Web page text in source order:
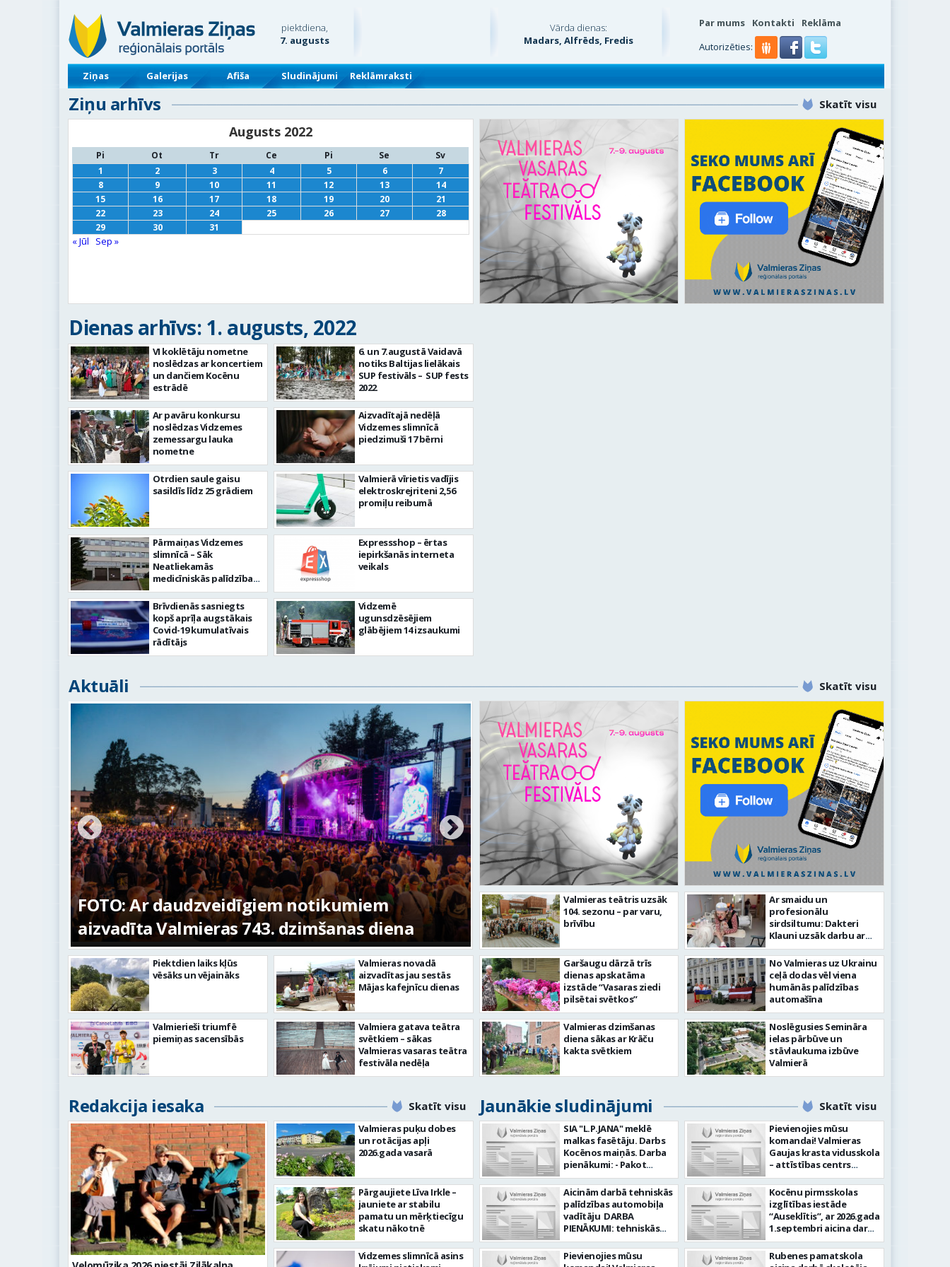
piektdiena,
7. augusts
Vārda dienas:
Madars, Alfrēds, Fredis
Par mums Kontakti
Reklāma
Autorizēties:
Ziņas Galerijas Afiša Sludinājumi Reklāmraksti
Ziņu arhīvs Skatīt visu
Augusts 2022
Pi Ot Tr Ce Pi Se
Sv
1
2 3 4 5 6
7
8
9 10 11 12 13
14
15
16 17 18 19 20
21
22
23 24 25 26 27
28
29
30 31
« Jūl Sep »
Dienas arhīvs: 1. augusts, 2022
VI koklētāju nometne
noslēdzas ar koncertiem
un dančiem Kocēnu
estrādē
Ar pavāru konkursu
noslēdzas Vidzemes
zemessargu lauka
nometne
Otrdien saule gaisu
sasildīs līdz 25 grādiem
Pārmaiņas Vidzemes
slimnīcā – Sāk
Neatliekamās
medicīniskās palīdzības
un pacientu
uzņemšanas nodaļas
pārbūvi
Brīvdienās sasniegts
kopš aprīļa augstākais
Covid-19 kumulatīvais
rādītājs
6. un 7.augustā Vaidavā
notiks Baltijas lielākais
SUP festivāls – SUP fests
2022
Aizvadītajā nedēļā
Vidzemes slimnīcā
piedzimuši 17 bērni
Valmierā vīrietis vadījis
elektroskrejriteni 2,56
promiļu reibumā
Еxpressshop – ērtas
iepirkšanās interneta
veikals
Vidzemē
ugunsdzēsējiem
glābējiem 14 izsaukumi
Aktuāli Skatīt visu
FOTO: Ar daudzveidīgiem notikumiem
aizvadīta Valmieras 743. dzimšanas diena
FOTO: Valmieras pilsētas svētku gājiens 2026
Valmierā
Piektdien laiks kļūs
vēsāks un vējaināks
Valmierieši triumfē
piemiņas sacensībās
Valmieras novadā
aizvadītas jau sestās
Mājas kafejnīcu dienas
Valmiera gatava teātra
svētkiem – sākas
Valmieras vasaras teātra
festivāla nedēļa
Valmieras teātris uzsāk
104. sezonu – par varu,
brīvību
Garšaugu dārzā trīs
dienas apskatāma
izstāde “Vasaras ziedi
pilsētai svētkos”
Valmieras dzimšanas
diena sākas ar Krāču
kakta svētkiem
Ar smaidu un
profesionālu
sirdsiltumu: Dakteri
Klauni uzsāk darbu ar
senioriem Vidzemes
slimnīcā
No Valmieras uz Ukrainu
ceļā dodas vēl viena
humānās palīdzības
automašīna
Noslēgusies Semināra
ielas pārbūve un
stāvlaukuma izbūve
Valmierā
Redakcija iesaka Skatīt visu Jaunākie sludinājumi Skatīt visu
Valmieras puķu dobes
un rotācijas apļi
2026.gada vasarā
Pārgaujiete Līva Irkle –
jauniete ar stabilu
pamatu un mērķtiecīgu
skatu nākotnē
Vidzemes slimnīcā asins
SIA "L.P.JANA" meklē
malkas fasētāju. Darbs
Kocēnos maiņās. Darba
pienākumi: - Pakot
kamīnmalku, atbilstoši
darba uzdevumam -
Marķēt un pārbaudīt
gatavo produkciju -
Rūpēties par darba
darba vietā Prasības
kandidātiem: - Laba
Aicinām darbā tehniskās
palīdzības automobiļa
vadītāju DARBA
PIENĀKUMI: tehniskās
palīdzības sniegšana
transportlīdzekļu
evakuācija
Pievienojies mūsu
Pievienojies mūsu
komandai! Valmieras
Gaujas krasta vidusskola
– attīstības centrs
(adrese: Jumaras iela 9,
Valmiera) aicina darbā
SPECIĀLO PEDAGOGU
PIRMSSKOLĀ. Ja Tev ir
vēlme: Veikt bērnu
attīstības, mācīšanās un
speciālo vajadzību
izvērtēšanu savas
Kocēnu pirmsskolas
izglītības iestāde
“Auseklītis”, ar 2026.gada
1.septembri aicina darbā
radošu pirmsskolas
izglītības mūzikas
skolotāju (0,675 likmes,
Rubenes pamatskola